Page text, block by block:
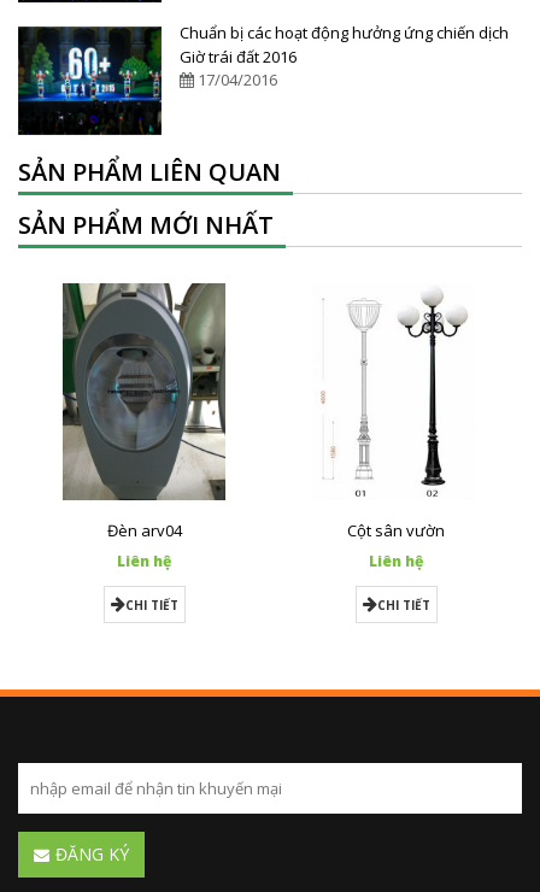
Chuẩn bị các hoạt động hưởng ứng chiến dịch
Giờ trái đất 2016
17/04/2016
SẢN PHẨM LIÊN QUAN
SẢN PHẨM MỚI NHẤT
Đèn arv04
Liên hệ
CHI TIẾT
Cột sân vườn
Liên hệ
CHI TIẾT
ĐĂNG KÝ